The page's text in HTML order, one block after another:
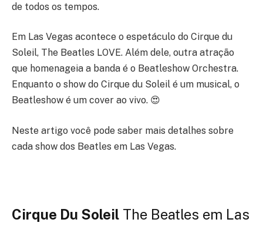
de todos os tempos.
Em Las Vegas acontece o espetáculo do Cirque du
Soleil, The Beatles LOVE. Além dele, outra atração
que homenageia a banda é o Beatleshow Orchestra.
Enquanto o show do Cirque du Soleil é um musical, o
Beatleshow é um cover ao vivo. 😍
Neste artigo você pode saber mais detalhes sobre
cada show dos Beatles em Las Vegas.
Cirque Du Soleil The Beatles em Las